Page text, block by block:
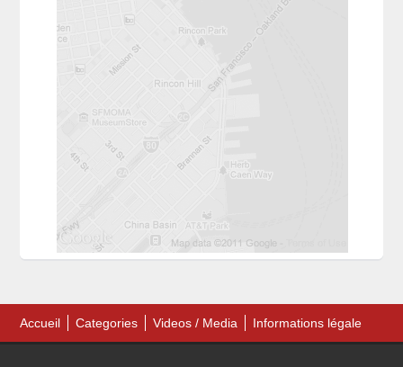
Accueil Categories Videos / Media Informations légale